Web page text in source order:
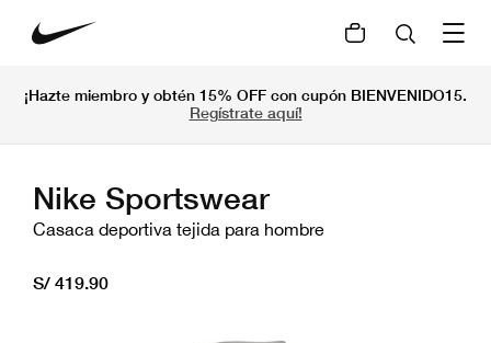
¡Hazte miembro y obtén 15% OFF con cupón BIENVENIDO15.
Regístrate aquí!
Nike Sportswear
Casaca deportiva tejida para hombre
S/ 419.90